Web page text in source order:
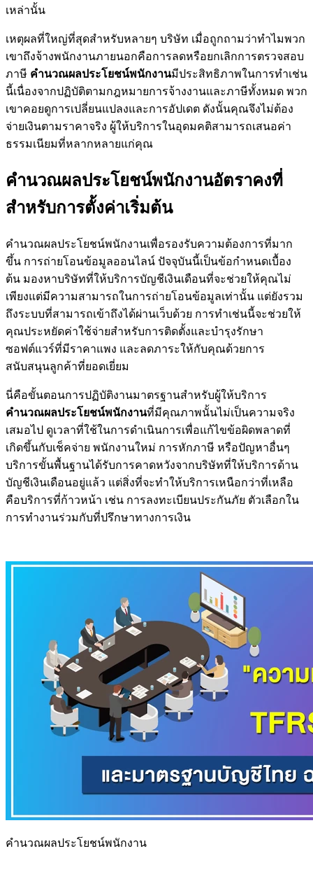
เหล่านั้น
เหตุผลที่ใหญ่ที่สุดสำหรับหลายๆ บริษัท เมื่อถูกถามว่าทำไมพวก
เขาถึงจ้างพนักงานภายนอกคือการลดหรือยกเลิกการตรวจสอบ
ภาษี คำนวณผลประโยชน์พนักงานมีประสิทธิภาพในการทำเช่น
นี้เนื่องจากปฏิบัติตามกฎหมายการจ้างงานและภาษีทั้งหมด พวก
เขาคอยดูการเปลี่ยนแปลงและการอัปเดต ดังนั้นคุณจึงไม่ต้อง
จ่ายเงินตามราคาจริง ผู้ให้บริการในอุดมคติสามารถเสนอค่า
ธรรมเนียมที่หลากหลายแก่คุณ
คำนวณผลประโยชน์พนักงานอัตราคงที่
สำหรับการตั้งค่าเริ่มต้น
คำนวณผลประโยชน์พนักงานเพื่อรองรับความต้องการที่มาก
ขึ้น การถ่ายโอนข้อมูลออนไลน์ ปัจจุบันนี้เป็นข้อกำหนดเบื้อง
ต้น มองหาบริษัทที่ให้บริการบัญชีเงินเดือนที่จะช่วยให้คุณไม่
เพียงแต่มีความสามารถในการถ่ายโอนข้อมูลเท่านั้น แต่ยังรวม
ถึงระบบที่สามารถเข้าถึงได้ผ่านเว็บด้วย การทำเช่นนี้จะช่วยให้
คุณประหยัดค่าใช้จ่ายสำหรับการติดตั้งและบำรุงรักษา
ซอฟต์แวร์ที่มีราคาแพง และลดภาระให้กับคุณด้วยการ
สนับสนุนลูกค้าที่ยอดเยี่ยม
นี่คือขั้นตอนการปฏิบัติงานมาตรฐานสำหรับผู้ให้บริการ
คำนวณผลประโยชน์พนักงานที่มีคุณภาพนั้นไม่เป็นความจริง
เสมอไป ดูเวลาที่ใช้ในการดำเนินการเพื่อแก้ไขข้อผิดพลาดที่
เกิดขึ้นกับเช็คจ่าย พนักงานใหม่ การหักภาษี หรือปัญหาอื่นๆ
บริการขั้นพื้นฐานได้รับการคาดหวังจากบริษัทที่ให้บริการด้าน
บัญชีเงินเดือนอยู่แล้ว แต่สิ่งที่จะทำให้บริการเหนือกว่าที่เหลือ
คือบริการที่ก้าวหน้า เช่น การลงทะเบียนประกันภัย ตัวเลือกใน
การทำงานร่วมกับที่ปรึกษาทางการเงิน
คำนวณผลประโยชน์พนักงาน